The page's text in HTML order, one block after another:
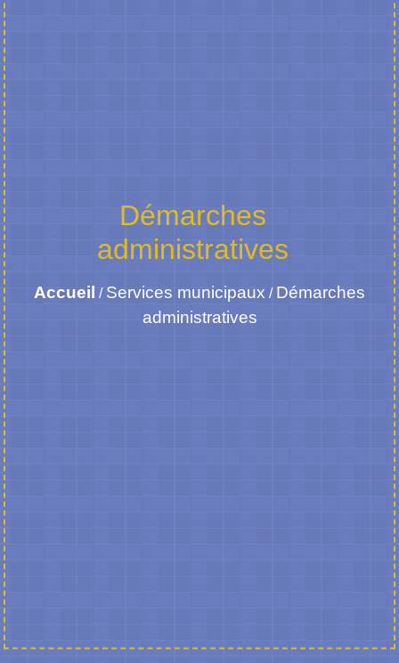
Démarches
administratives
Accueil / Services municipaux / Démarches
administratives